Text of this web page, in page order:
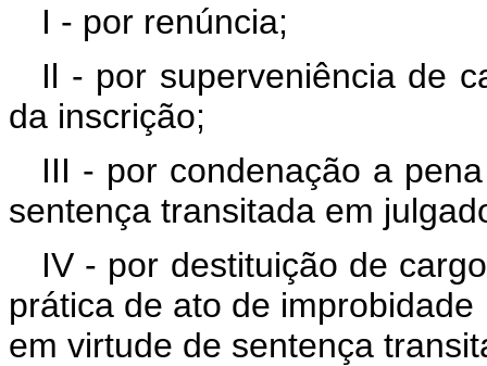
I - por renúncia;
Il - por superveniência de
da inscrição;
III - por condenação a
sentença transitada em
IV - por destituição de
prática de ato de
em virtude de sentença